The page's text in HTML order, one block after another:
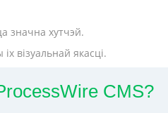
значна хутчэй.
візуальнай якасці.
CMS?